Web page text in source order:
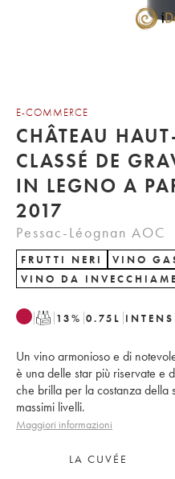
E-COMMERCE
CHÂTEAU
CLASSÉ DE
IN LEGNO A
2017
Pessac-Léognan AOC
FRUTTI NERI
VINO
VINO DA
T 13% 0.75 L
Un vino armonioso e di
è una delle star più riservate e
che brilla per la costanza della
massimi livelli.
Maggiori informazioni
LA CUVÉE